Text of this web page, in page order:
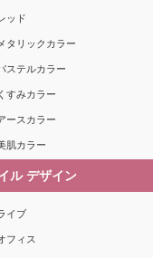
ッド
メタリックカラー
ステルカラー
くすみカラー
ースカラー
肌カラー
ル デザイン
イブ
フィス